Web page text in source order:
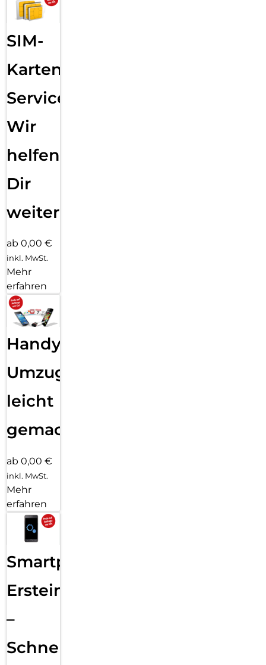
SIM-
Karten
Service:
Wir
helfen
Dir
weiter
ab 0,00 €
inkl. MwSt.
Mehr
erfahren
Handy
Umzug
leicht
gemacht!
ab 0,00 €
inkl. MwSt.
Mehr
erfahren
Smartphone
Ersteinrichtung
–
Schnelle